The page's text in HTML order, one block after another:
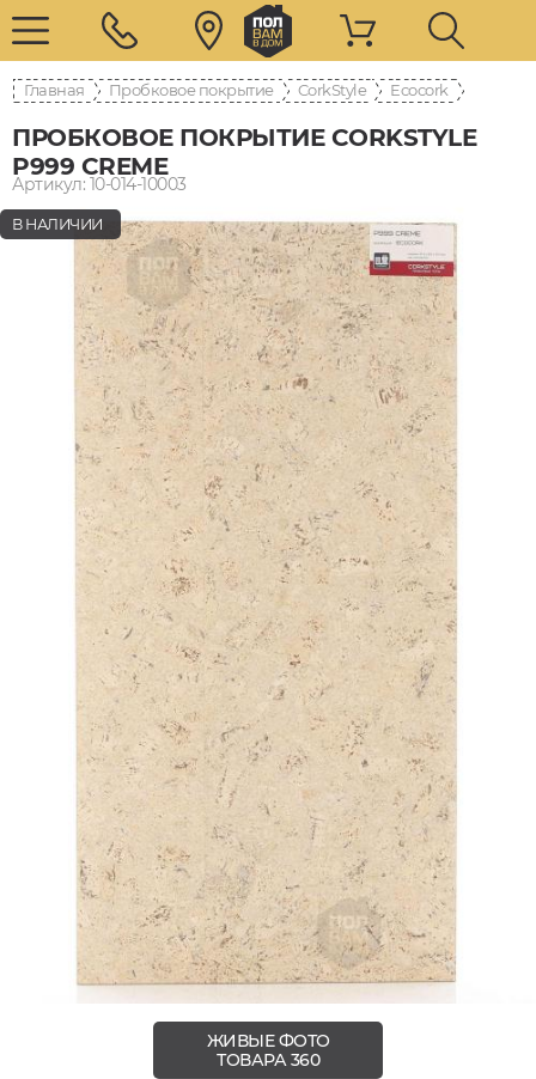
Главная Пробковое покрытие CorkStyle Ecocork
ПРОБКОВОЕ ПОКРЫТИЕ CORKSTYLE
P999 CREME
Артикул: 10-014-10003
В НАЛИЧИИ
ЖИВЫЕ ФОТО
ТОВАРА 360